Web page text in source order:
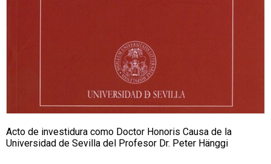
Acto de investidura como Doctor Honoris Causa de la
Universidad de Sevilla del Profesor Dr. Peter Hänggi